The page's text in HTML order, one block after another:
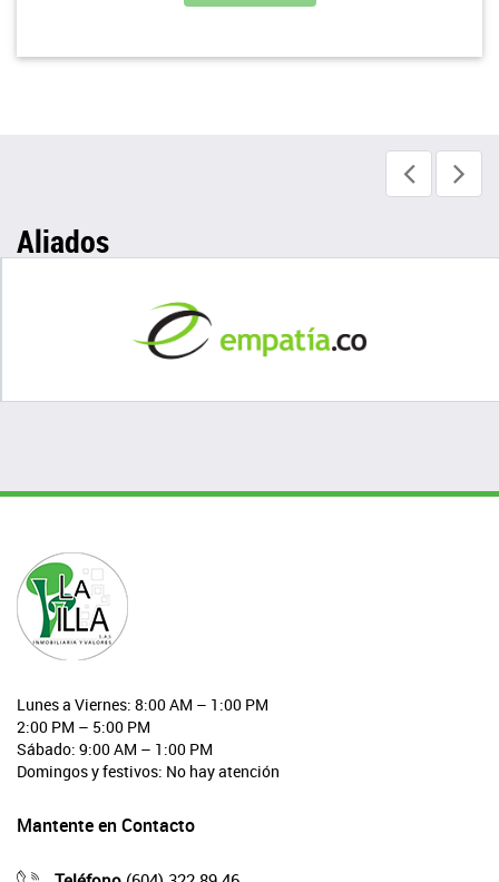
Aliados
Lunes a Viernes: 8:00 AM – 1:00 PM
2:00 PM – 5:00 PM
Sábado: 9:00 AM – 1:00 PM
Domingos y festivos: No hay atención
Mantente en Contacto